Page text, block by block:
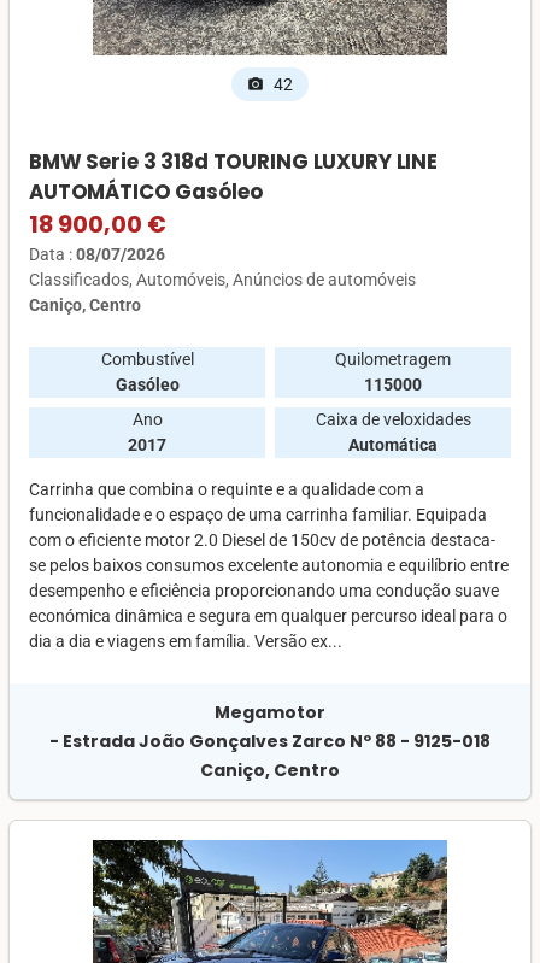
photo_camera 42
BMW Serie 3 318d TOURING LUXURY LINE
AUTOMÁTICO Gasóleo
18 900,00 €
Data :08/07/2026
Classificados Automóveis Anúncios de automóveis
Caniço, Centro
Combustível
Gasóleo
Quilometragem
115000
Ano
2017
Caixa de veloxidades
Automática
Carrinha que combina o requinte e a qualidade com a
funcionalidade e o espaço de uma carrinha familiar. Equipada
com o eficiente motor 2.0 Diesel de 150cv de potência destaca-
se pelos baixos consumos excelente autonomia e equilíbrio entre
desempenho e eficiência proporcionando uma condução suave
económica dinâmica e segura em qualquer percurso ideal para o
dia a dia e viagens em família. Versão ex...
Megamotor
- Estrada João Gonçalves Zarco Nº 88 - 9125-018
Caniço, Centro